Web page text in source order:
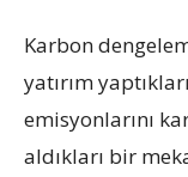
Karbon
yatırım
emisyonlarını
aldıkları bir